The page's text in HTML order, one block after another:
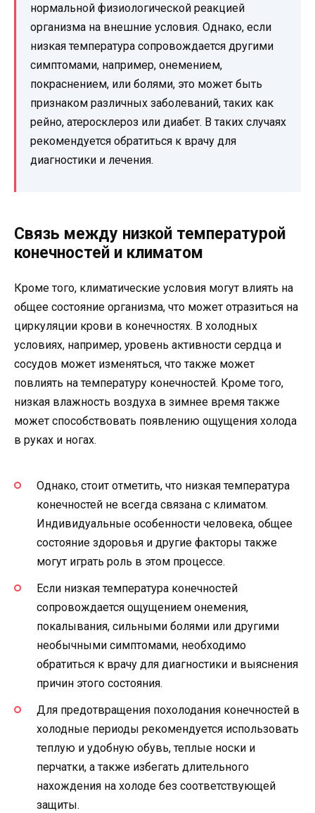
нормальной физиологической реакцией
организма на внешние условия. Однако, если
низкая температура сопровождается другими
симптомами, например, онемением,
покраснением, или болями, это может быть
признаком различных заболеваний, таких как
рейно, атеросклероз или диабет. В таких случаях
рекомендуется обратиться к врачу для
диагностики и лечения.
Связь между низкой температурой
конечностей и климатом
Кроме того, климатические условия могут влиять на
общее состояние организма, что может отразиться на
циркуляции крови в конечностях. В холодных
условиях, например, уровень активности сердца и
сосудов может изменяться, что также может
повлиять на температуру конечностей. Кроме того,
низкая влажность воздуха в зимнее время также
может способствовать появлению ощущения холода
в руках и ногах.
Однако, стоит отметить, что низкая температура
конечностей не всегда связана с климатом.
Индивидуальные особенности человека, общее
состояние здоровья и другие факторы также
могут играть роль в этом процессе.
Если низкая температура конечностей
сопровождается ощущением онемения,
покалывания, сильными болями или другими
необычными симптомами, необходимо
обратиться к врачу для диагностики и выяснения
причин этого состояния.
Для предотвращения похолодания конечностей в
холодные периоды рекомендуется использовать
теплую и удобную обувь, теплые носки и
перчатки, а также избегать длительного
нахождения на холоде без соответствующей
защиты.